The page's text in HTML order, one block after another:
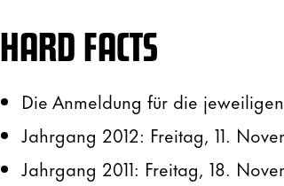
HARD FACTS
Die Anmeldung für die
Jahrgang 2012: Freitag, 11.
Jahrgang 2011: Freitag, 18.